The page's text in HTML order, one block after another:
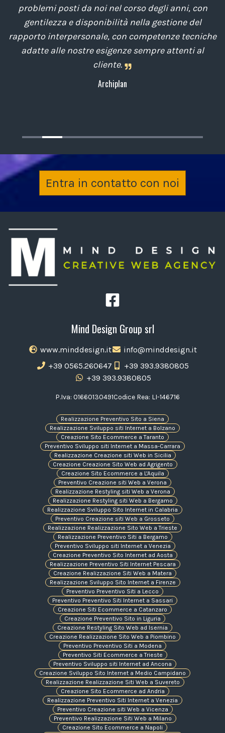
problemi posti da noi nel corso degli anni, con
gentilezza e disponibilità nella gestione del
rapporto interpersonale, con competenze tecniche
adatte alle nostre esigenze sempre attenti al
cliente.
Archiplan
Entra in contatto con noi
Mind Design Group srl
www.minddesign.it
info@minddesign.it
+39 0565.260647
+39 393.9380805
+39 393.9380805
P.Iva: 01660130491Codice Rea: LI-146716
Realizzazione Preventivo Sito a Siena
Realizzazione Sviluppo siti Internet a Bolzano
Creazione Sito Ecommerce a Taranto
Preventivo Sviluppo siti Internet a Massa-Carrara
Realizzazione Creazione siti Web in Sicilia
Creazione Creazione Sito Web ad Agrigento
Creazione Sito Ecommerce a L'Aquila
Preventivo Creazione siti Web a Verona
Realizzazione Restyling siti Web a Verona
Realizzazione Restyling siti Web a Bergamo
Realizzazione Sviluppo Sito Internet in Calabria
Preventivo Creazione siti Web a Grosseto
Realizzazione Realizzazione Sito Web a Trieste
Realizzazione Preventivo Siti a Bergamo
Preventivo Sviluppo siti Internet a Venezia
Creazione Preventivo Sito Internet ad Aosta
Realizzazione Preventivo Siti Internet Pescara
Creazione Realizzazione Siti Web a Matera
Realizzazione Sviluppo Sito Internet a Firenze
Preventivo Preventivo Siti a Lecco
Preventivo Preventivo Siti Internet a Sassari
Creazione Siti Ecommerce a Catanzaro
Creazione Preventivo Sito in Liguria
Creazione Restyling Sito Web ad Isernia
Creazione Realizzazione Sito Web a Piombino
Preventivo Preventivo Siti a Modena
Preventivo Siti Ecommerce a Trieste
Preventivo Sviluppo siti Internet ad Ancona
Creazione Sviluppo Sito Internet a Medio Campidano
Realizzazione Realizzazione Siti Web a Suvereto
Creazione Sito Ecommerce ad Andria
Realizzazione Preventivo Siti Internet a Venezia
Preventivo Creazione siti Web a Vicenza
Preventivo Realizzazione Siti Web a Milano
Creazione Sito Ecommerce a Napoli